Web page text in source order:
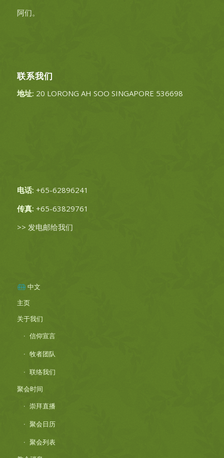
阿们。
联系我们
地址: 20 LORONG AH SOO SINGAPORE 536698
电话: +65-62896241
传真: +65-63829761
>> 发电邮给我们
中文
主页
关于我们
信仰宣言
牧者团队
联络我们
聚会时间
崇拜直播
聚会日历
聚会列表